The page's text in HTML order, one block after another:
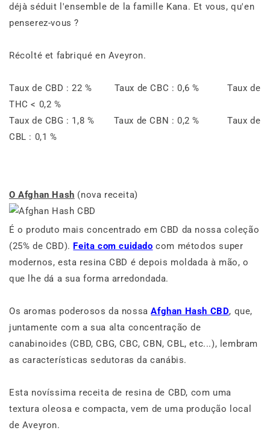
déjà séduit l'ensemble de la famille Kana. Et vous, qu'en
penserez-vous ?
Récolté et fabriqué en Aveyron.
Taux de CBD : 22 % Taux de CBC : 0,6 % Taux de
THC < 0,2 %
Taux de CBG : 1,8 % Taux de CBN : 0,2 % Taux de
CBL : 0,1 %
O Afghan Hash (nova receita)
É o produto mais concentrado em CBD da nossa coleção
(25% de CBD). Feita com cuidado com métodos super
modernos, esta resina CBD é depois moldada à mão, o
que lhe dá a sua forma arredondada.
Os aromas poderosos da nossaAfghan Hash CBD, que,
juntamente com a sua alta concentração de
canabinoides (CBD, CBG, CBC, CBN, CBL, etc...), lembram
as características sedutoras da canábis.
Esta novíssima receita de resina de CBD, com uma
textura oleosa e compacta, vem de uma produção local
de Aveyron.